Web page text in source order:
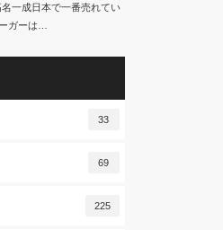
一成日本で一番売れてい
ガーは…
33
69
225